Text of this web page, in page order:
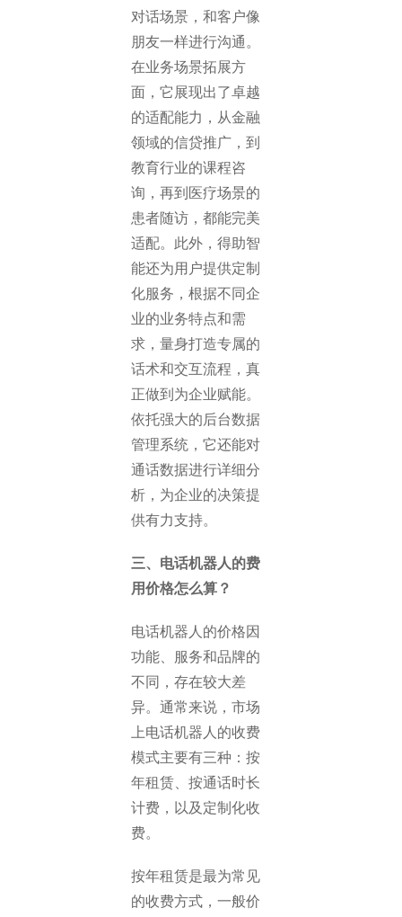
对话场景，和客户像
朋友一样进行沟通。
在业务场景拓展方
面，它展现出了卓越
的适配能力，从金融
领域的信贷推广，到
教育行业的课程咨
询，再到医疗场景的
患者随访，都能完美
适配。此外，得助智
能还为用户提供定制
化服务，根据不同企
业的业务特点和需
求，量身打造专属的
话术和交互流程，真
正做到为企业赋能。
依托强大的后台数据
管理系统，它还能对
通话数据进行详细分
析，为企业的决策提
供有力支持。
三、电话机器人的费
用价格怎么算？
电话机器人的价格因
功能、服务和品牌的
不同，存在较大差
异。通常来说，市场
上电话机器人的收费
模式主要有三种：按
年租赁、按通话时长
计费，以及定制化收
费。
按年租赁是最为常见
的收费方式，一般价